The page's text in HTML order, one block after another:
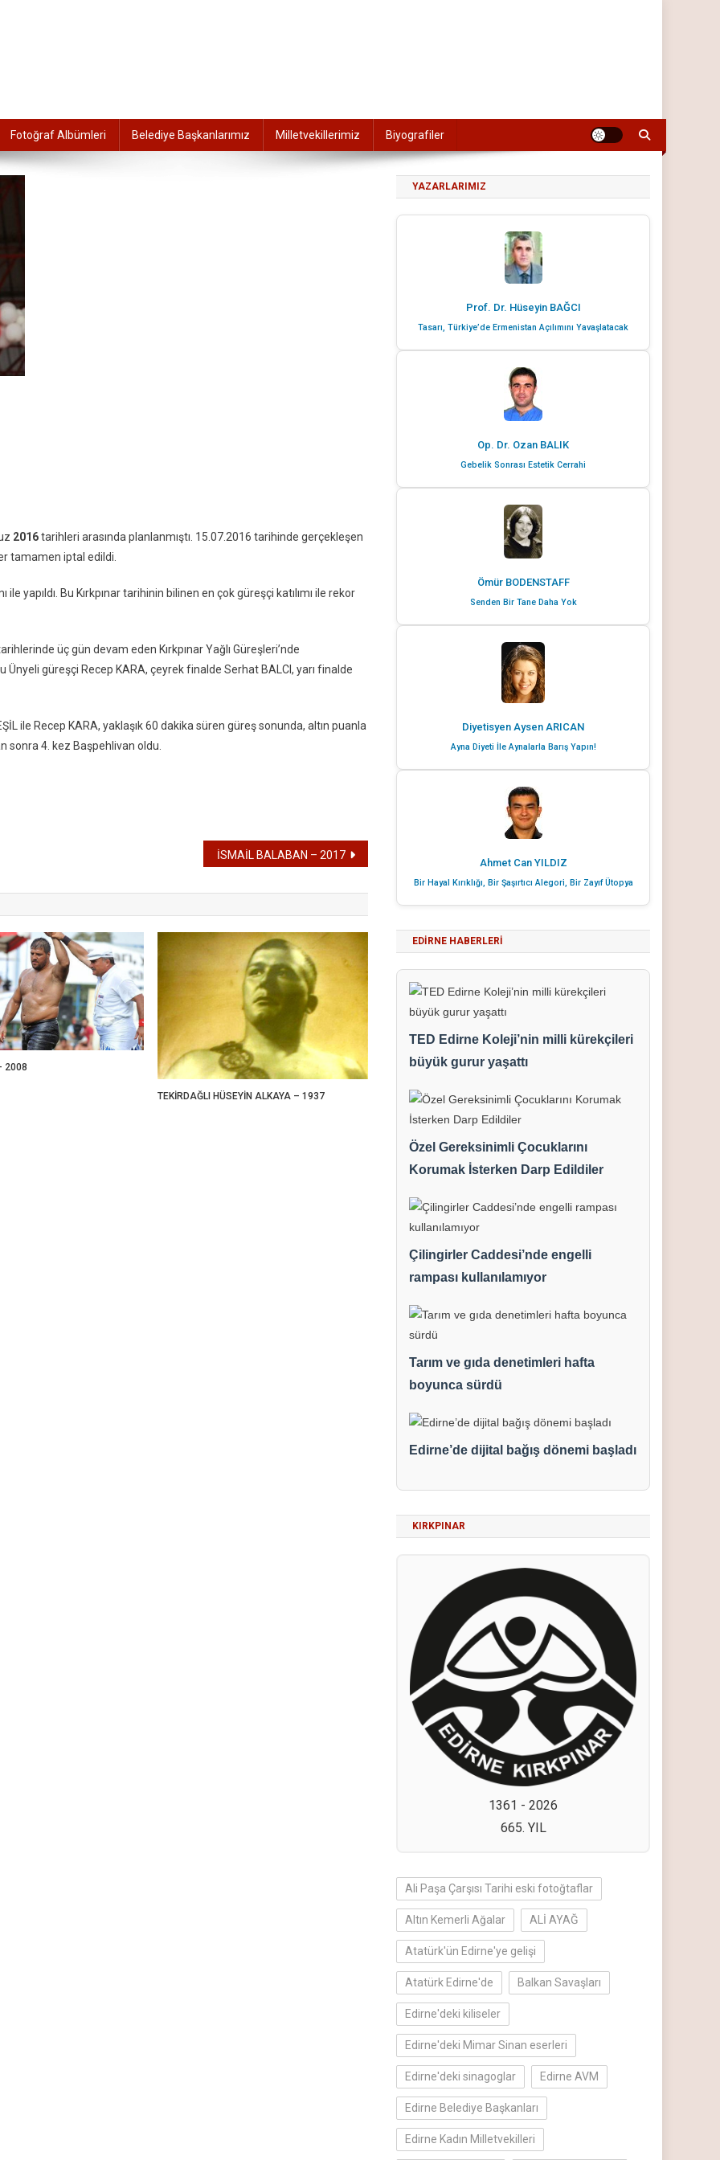
Fotoğraf Albümleri Belediye Başkanlarımız Milletvekillerimiz Biyografiler
2016tarihleri arasında planlanmıştı. 15.07.2016 tarihinde gerçekleşen
tamamen iptal edildi.
ile yapıldı. Bu Kırkpınar tarihinin bilinen en çok güreşçi katılımı ile rekor
üç gün devam eden Kırkpınar Yağlı Güreşleri’nde
Ünyeli güreşçi Recep KARA, çeyrek finalde Serhat BALCI, yarı finalde
ile Recep KARA, yaklaşık 60 dakika süren güreş sonunda, altın puanla
sonra 4. kez Başpehlivan oldu.
İSMAİL BALABAN – 2017
2008
TEKİRDAĞLI HÜSEYİN ALKAYA – 1937
YAZARLARIMIZ
Prof. Dr. Hüseyin BAĞCI
Tasarı, Türkiye’de Ermenistan Açılımını Yavaşlatacak
Op. Dr. Ozan BALIK
Gebelik Sonrası Estetik Cerrahi
Ömür BODENSTAFF
Senden Bir Tane Daha Yok
Diyetisyen Aysen ARICAN
Ayna Diyeti İle Aynalarla Barış Yapın!
Ahmet Can YILDIZ
Bir Hayal Kırıklığı, Bir Şaşırtıcı Alegori, Bir Zayıf Ütopya
EDIRNE HABERLERI
TED Edirne Koleji’nin milli kürekçileri
büyük gurur yaşattı
Özel Gereksinimli Çocuklarını
Korumak İsterken Darp Edildiler
Çilingirler Caddesi’nde engelli
rampası kullanılamıyor
Tarım ve gıda denetimleri hafta
boyunca sürdü
Edirne’de dijital bağış dönemi başladı
KIRKPINAR
1361 - 2026
665. YIL
Ali Paşa Çarşısı Tarihi eski fotoğtaflar
Altın Kemerli Ağalar ALİ AYAĞ
Atatürk'ün Edirne'ye gelişi
Atatürk Edirne'de Balkan Savaşları
Edirne'deki kiliseler
Edirne'deki Mimar Sinan eserleri
Edirne'deki sinagoglar Edirne AVM
Edirne Belediye Başkanları
Edirne Kadın Milletvekilleri